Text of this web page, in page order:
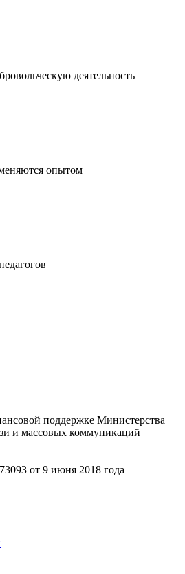
деятельность
опытом
поддержке Министерства
и массовых коммуникаций
от 9 июня 2018 года